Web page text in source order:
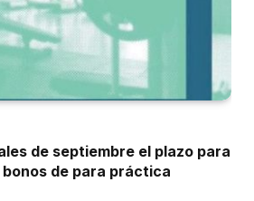
de septiembre el plazo para
de para práctica